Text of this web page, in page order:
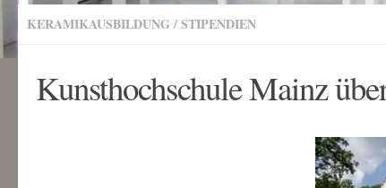
KERAMIKAUSBILDUNG /STIPENDIEN
Kunsthochschule Mainz